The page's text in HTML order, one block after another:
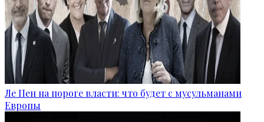
Ле Пен на пороге власти: что будет с мусульманами
Европы